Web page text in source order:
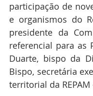
participação de
e organismos do
presidente da
referencial para as
Duarte, bispo da
Bispo, secretária
territorial da REPAM